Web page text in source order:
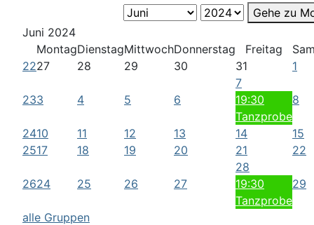
Gehe zu
Juni 2024
MontagDienstagMittwochDonnerstag Freitag
2227 28 29 30 31 1
233 4 5 6
7
19:30
Tanzprobe
8
2410 11 12 13 14
15
2517 18 19 20 21 22
2624 25 26 27
28
19:30
Tanzprobe
29
alle Gruppen